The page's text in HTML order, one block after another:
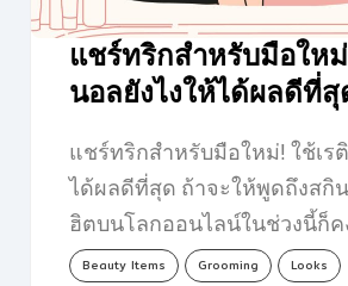
แชร์ทริกสำหรับมือใหม่
นอลยังไงให้ได้ผลดีที่สุ
แชร์ทริกสำหรับมือใหม่! ใช้เร
ได้ผลดีที่สุด ถ้าจะให้พูดถึงสกิ
ฮิตบนโลกออนไลน์ในช่วงนี้ก็
‘เรตินอล’…
Beauty Items Grooming Looks